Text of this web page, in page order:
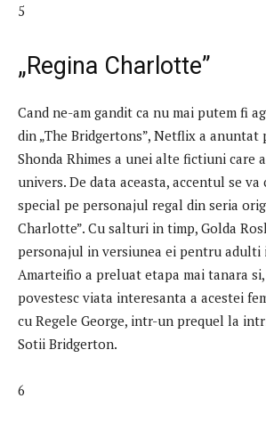
5
„Regina Charlotte”
Cand ne-am gandit ca nu mai putem fi
din „The Bridgertons”, Netflix a anuntat
Shonda Rhimes a unei alte fictiuni care
univers. De data aceasta, accentul se
special pe personajul regal din seria
Charlotte”. Cu salturi in timp, Golda
personajul in versiunea ei pentru adulti
Amarteifio a preluat etapa mai tanara
povestesc viata interesanta a acestei
cu Regele George, intr-un prequel la
Sotii Bridgerton.
6